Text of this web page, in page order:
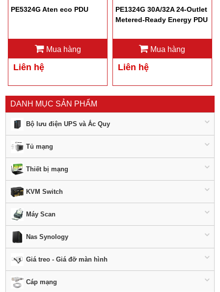
PE5324G Aten eco PDU
Mua hàng
Liên hệ
PE1324G 30A/32A 24-Outlet
Metered-Ready Energy PDU
Mua hàng
Liên hệ
DANH MỤC SẢN PHẨM
Bộ lưu điện UPS và Ắc Quy
Tủ mạng
Thiết bị mạng
KVM Switch
Máy Scan
Nas Synology
Giá treo - Giá đỡ màn hình
Cáp mạng